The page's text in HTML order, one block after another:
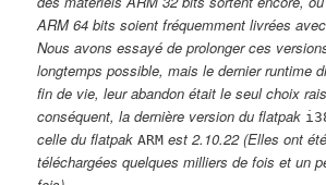
ARM 64 bits soient fréquemment livrées
Nous avons essayé de prolonger ces
longtemps possible, mais le dernier runtime
fin de vie, leur abandon était le seul choix
conséquent, la dernière version du flatpak
celle du flatpakARM est 2.10.22 (Elles ont
téléchargées quelques milliers de fois et un